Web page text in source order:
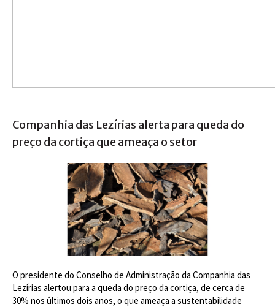
Companhia das Lezírias alerta para queda do
preço da cortiça que ameaça o setor
O presidente do Conselho de Administração da Companhia das
Lezírias alertou para a queda do preço da cortiça, de cerca de
30% nos últimos dois anos, o que ameaça a sustentabilidade